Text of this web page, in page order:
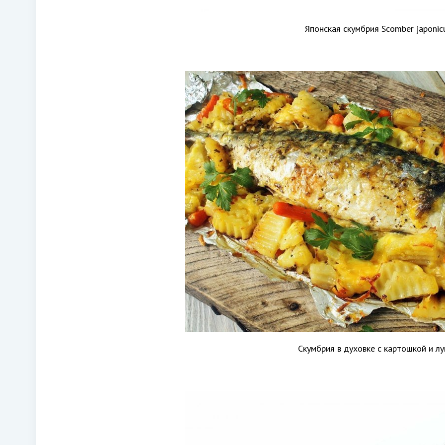
Японская скумбрия Scomber
Скумбрия в духовке с картошкой и